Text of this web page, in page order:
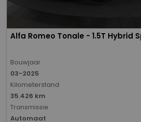
Alfa Romeo Tonale - 1.5T Hybrid
Bouwjaar
03-2025
Kilometerstand
35.426 km
Transmissie
Automaat